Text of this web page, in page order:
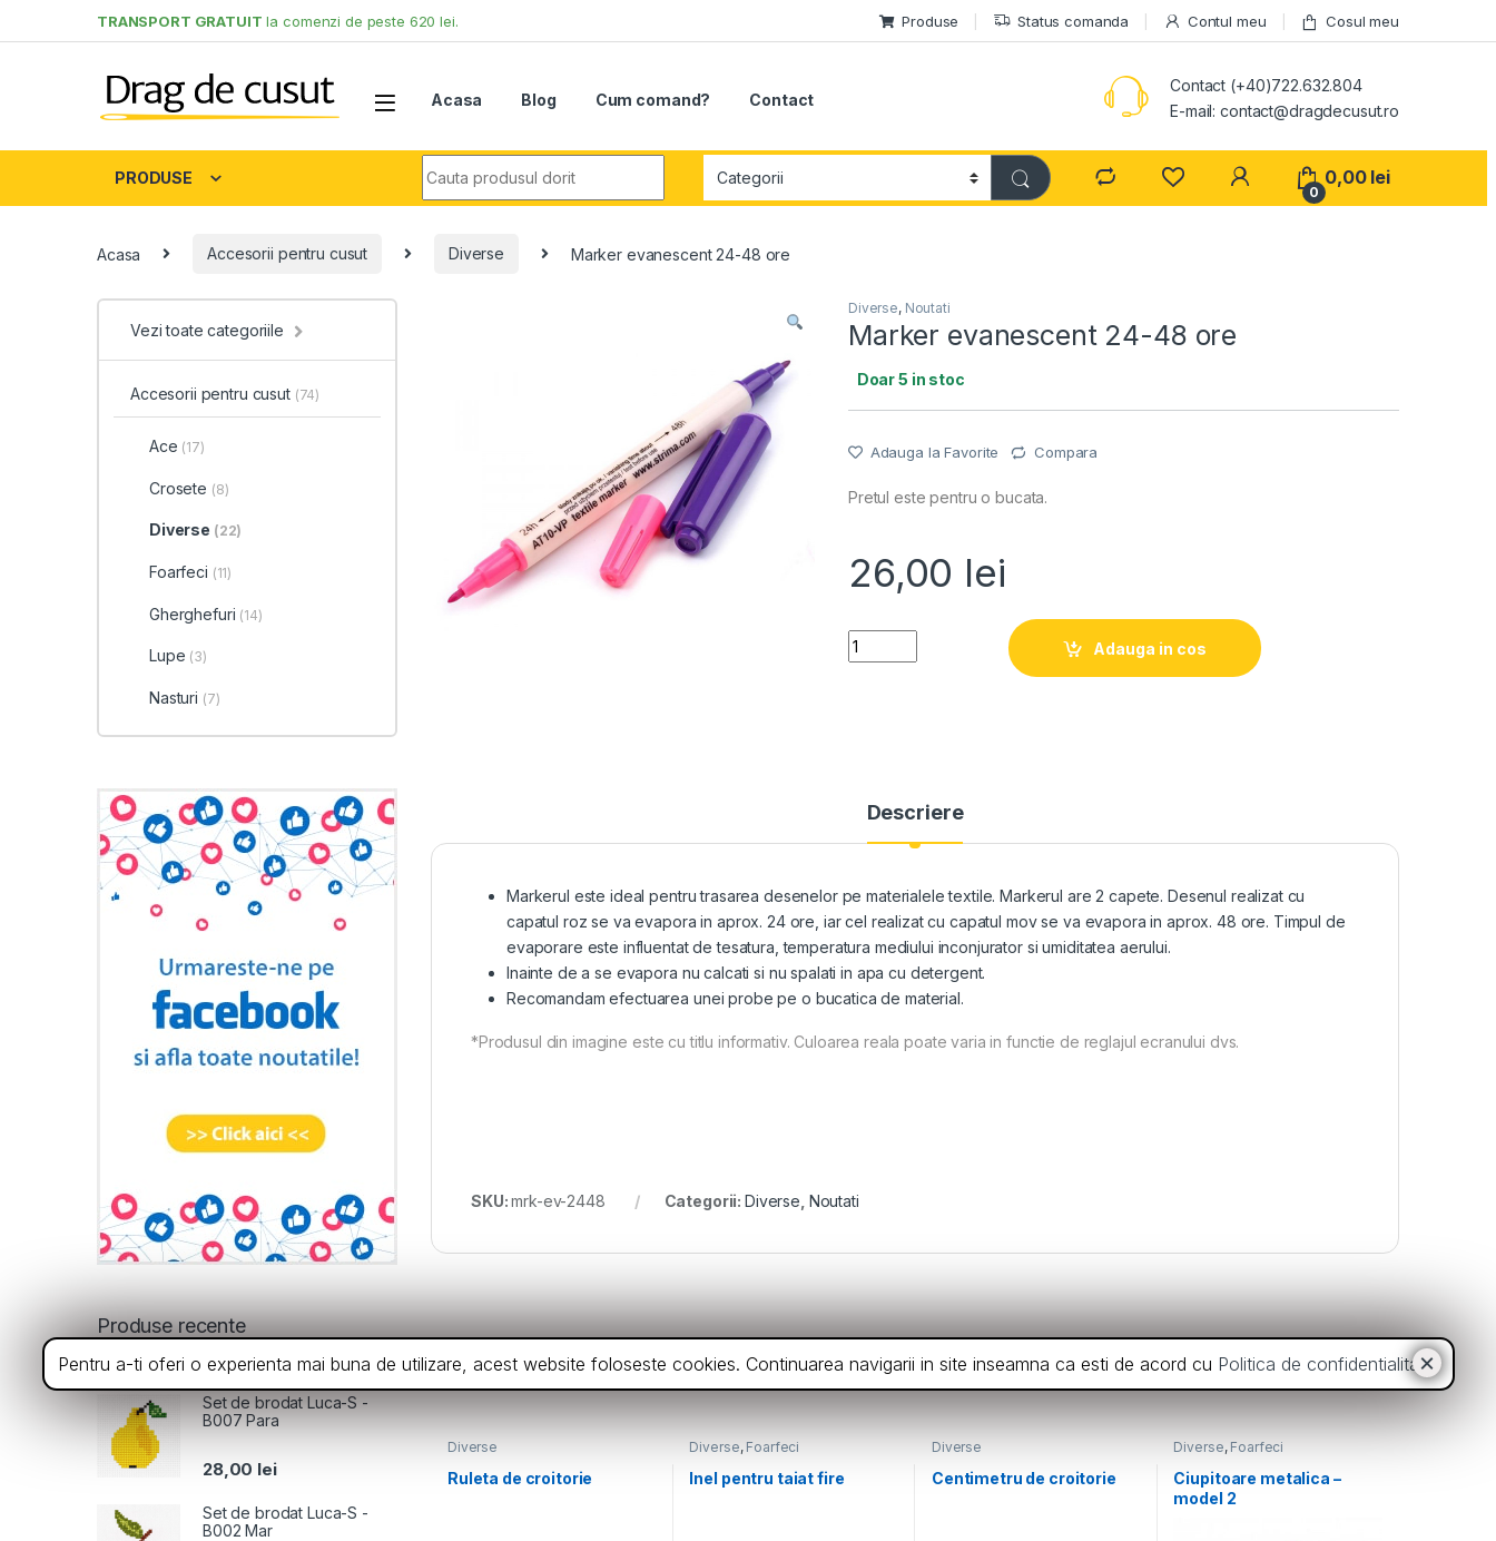
TRANSPORT GRATUIT la comenzi de peste 620 lei. Produse Status comanda Contul meu Cosul meu
Acasa Blog Cum comand? Contact
Contact (+40)722.632.804
E-mail: contact@dragdecusut.ro
PRODUSE
0
0,00 lei
Acasa Accesorii pentru cusut Diverse Marker evanescent 24-48 ore
Diverse, Noutati
Marker evanescent 24-48 ore
Doar 5 in stoc
Adauga la Favorite Compara
Pretul este pentru o bucata.
26,00 lei
Quantity
Adauga in cos
Descriere
Markerul este ideal pentru trasarea desenelor pe materialele textile. Markerul are 2 capete. Desenul realizat cu
capatul roz se va evapora in aprox. 24 ore, iar cel realizat cu capatul mov se va evapora in aprox. 48 ore. Timpul de
evaporare este influentat de tesatura, temperatura mediului inconjurator si umiditatea aerului.
Inainte de a se evapora nu calcati si nu spalati in apa cu detergent.
Recomandam efectuarea unei probe pe o bucatica de material.
*Produsul din imagine este cu titlu informativ. Culoarea reala poate varia in functie de reglajul ecranului dvs.
SKU:mrk-ev-2448 Categorii: Diverse Noutati
Din aceeasi categorie
Diverse
Ruleta de croitorie
Diverse, Foarfeci
Inel pentru taiat fire
Diverse
Centimetru de croitorie
Diverse, Foarfeci
Ciupitoare metalica –
model 2
Vezi toate categoriile
Accesorii pentru cusut (74)
Ace (17)
Crosete (8)
Diverse (22)
Foarfeci (11)
Gherghefuri (14)
Lupe (3)
Nasturi (7)
Produse recente
Set de brodat Luca-S -
B007 Para
28,00 lei
Set de brodat Luca-S -
B002 Mar
Pentru a-ti oferi o experienta mai buna de utilizare, acest website foloseste cookies. Continuarea navigarii in site inseamna ca esti de acord cu Politica de confidentialitate